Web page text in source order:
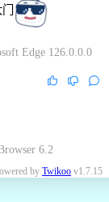
Edge 126.0.0.0
6.2
by Twikoo v1.7.15